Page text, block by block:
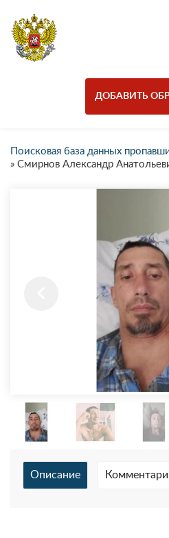
ДОБАВИТЬ
Поисковая база данных
» Смирнов Александр
Описание